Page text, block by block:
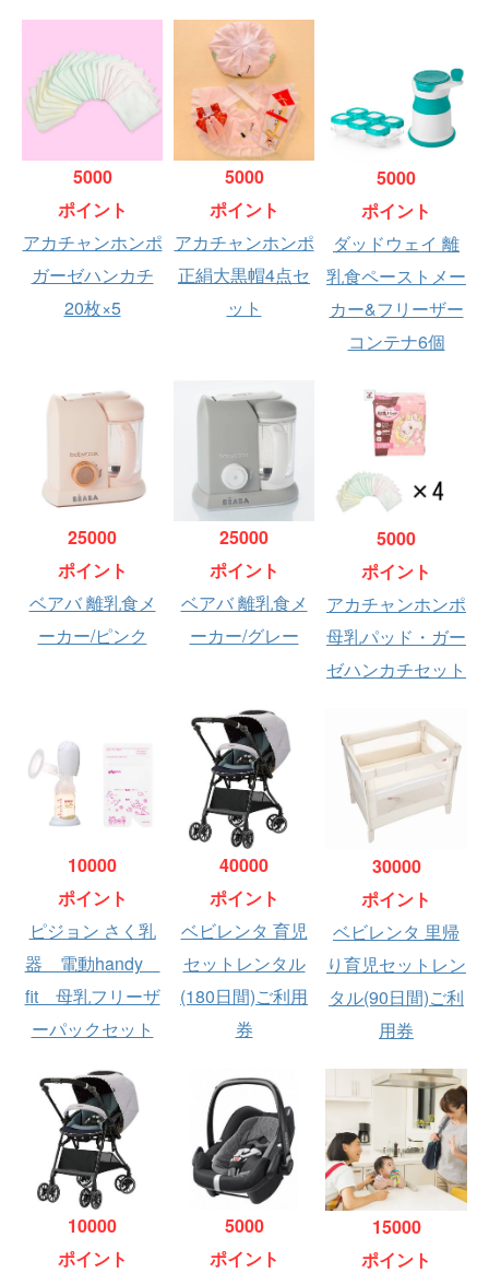
5000
ポイント
アカチャンホンポ
ガーゼハンカチ
20枚×5
5000
ポイント
アカチャンホンポ
正絹大黒帽4点セ
ット
5000
ポイント
ダッドウェイ 離
乳食ペーストメー
カー&フリーザー
コンテナ6個
25000
ポイント
ベアバ 離乳食メ
ーカー/ピンク
25000
ポイント
ベアバ 離乳食メ
ーカー/グレー
5000
ポイント
アカチャンホンポ
母乳パッド・ガー
ゼハンカチセット
10000
ポイント
ピジョン さく乳
器 電動handy
fit 母乳フリーザ
ーパックセット
40000
ポイント
ベビレンタ 育児
セットレンタル
(180日間)ご利用
券
30000
ポイント
ベビレンタ 里帰
り育児セットレン
タル(90日間)ご利
用券
10000
ポイント
5000
ポイント
15000
ポイント